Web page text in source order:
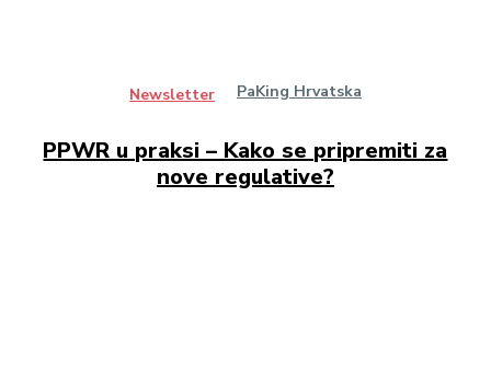
Newsletter PaKing Hrvatska
PPWR u praksi – Kako se pripremiti za
nove regulative?